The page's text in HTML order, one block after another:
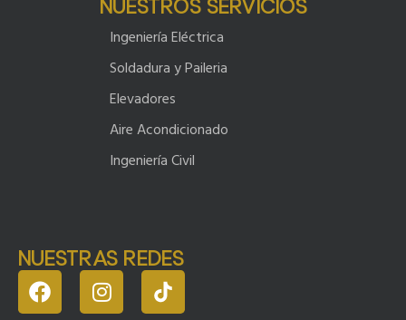
NUESTROS SERVICIOS
Ingeniería Eléctrica
Soldadura y Paileria
Elevadores
Aire Acondicionado
Ingeniería Civil
NUESTRAS REDES